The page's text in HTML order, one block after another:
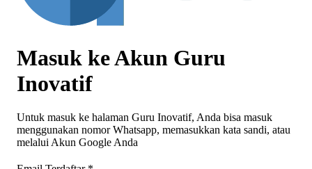
Masuk ke Akun Guru
Inovatif
Untuk masuk ke halaman Guru Inovatif, Anda bisa masuk
menggunakan nomor Whatsapp, memasukkan kata sandi, atau
melalui Akun Google Anda